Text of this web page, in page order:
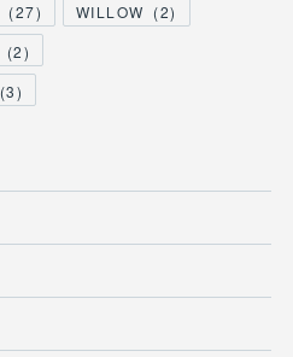
(27) WILLOW (2)
(2)
(3)